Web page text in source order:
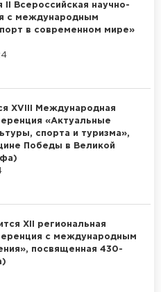
II Всероссийская научно-
с международным
в современном мире»
XVIII Международная
«Актуальные
спорта и туризма»,
Победы в Великой
XII региональная
с международным
посвященная 430-